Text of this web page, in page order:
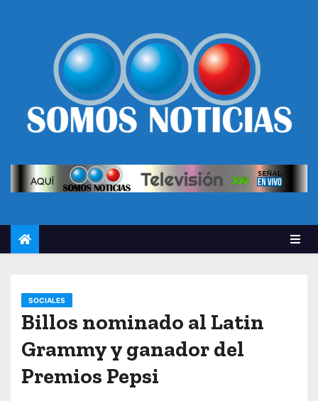
SOCIALES
Billos nominado al Latin
Grammy y ganador del
Premios Pepsi